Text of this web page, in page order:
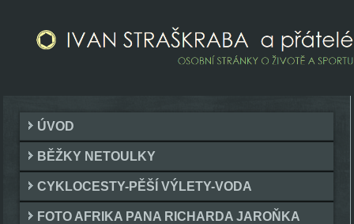
ÚVOD
BĚŽKY NETOULKY
CYKLOCESTY-PĚŠÍ VÝLETY-VODA
FOTO AFRIKA PANA RICHARDA JAROŇKA